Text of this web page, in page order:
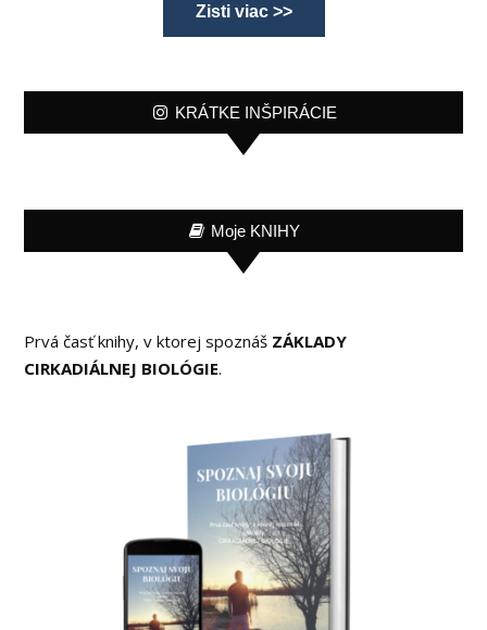
Zisti viac >>
KRÁTKE INŠPIRÁCIE
Moje KNIHY
Prvá časť knihy, v ktorej spoznáš ZÁKLADY
CIRKADIÁLNEJ BIOLÓGIE.